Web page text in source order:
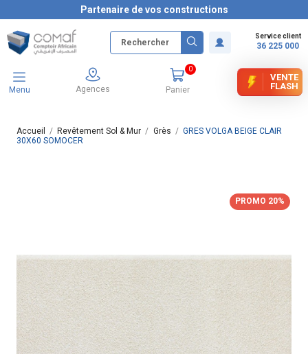
Partenaire de vos constructions
Service client
36 225 000
Menu Agences Panier
0
VENTE
FLASH
Accueil Revêtement Sol & Mur Grès
GRES VOLGA BEIGE CLAIR
30X60 SOMOCER
PROMO 20%